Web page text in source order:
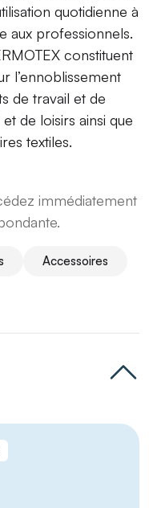
quotidienne à
aux professionnels.
constituent
l’ennoblissement
de travail et de
de loisirs ainsi que
textiles.
immédiatement
Accessoires